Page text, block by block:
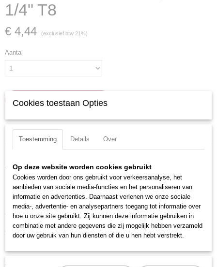
1/4" T8
€ 4,44 (exclusief btw 21%)
Aantal
IN WINKELWAGEN
Specificaties
Productcode
EAN code
7612206001069
Productcode leverancier
105008
Voorzien van gekartelde rand.
Uitvoering: Torx
Materiaal: S2 Staal
Totale lengte: 38 mm
Grootte: T8
Aandrijfgrootte: 1/4 inch
Cookies toestaan Opties
Toestemming Details Over
Op deze website worden cookies gebruikt
Cookies worden door ons gebruikt voor verkeersanalyse, het
aanbieden van sociale media-functies en het personaliseren van
informatie en advertenties. Daarnaast verlenen we onze sociale
media-, advertentie- en analysepartners toegang tot informatie over
hoe u onze site gebruikt. Zij kunnen deze informatie gebruiken in
combinatie met andere gegevens die zij mogelijk hebben verzameld
door uw gebruik van hun diensten of die u hen hebt verstrekt.